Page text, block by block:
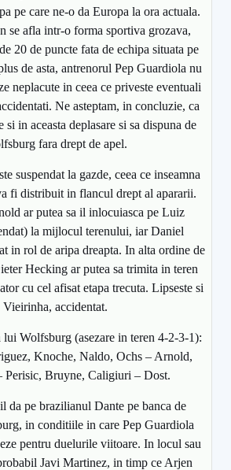
pe care ne-o da Europa la ora actuala.
se afla intr-o forma sportiva grozava,
20 de puncte fata de echipa situata pe
de asta, antrenorul Pep Guardiola nu
neplacute in ceea ce priveste eventuali
Ne asteptam, in concluzie, ca
si in aceasta deplasare si sa dispuna de
fara drept de apel.
suspendat la gazde, ceea ce inseamna
fi distribuit in flancul drept al apararii.
ar putea sa il inlocuiasca pe Luiz
la mijlocul terenului, iar Daniel
in rol de aripa dreapta. In alta ordine de
Hecking ar putea sa trimita in teren
cu cel afisat etapa trecuta. Lipseste si
Vieirinha, accidentat.
Wolfsburg (asezare in teren 4-2-3-1):
Knoche, Naldo, Ochs – Arnold,
Perisic, Bruyne, Caligiuri – Dost.
da pe brazilianul Dante pe banca de
in conditiile in care Pep Guardiola
pentru duelurile viitoare. In locul sau
Javi Martinez, in timp ce Arjen